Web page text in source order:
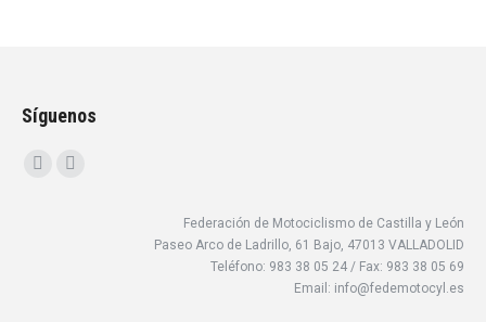
Síguenos
Encuéntranos en:
Federación de Motociclismo de Castilla y León
Paseo Arco de Ladrillo, 61 Bajo, 47013 VALLADOLID
Teléfono: 983 38 05 24 / Fax: 983 38 05 69
Email: info@fedemotocyl.es